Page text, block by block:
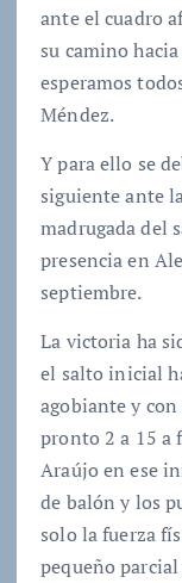
ante el cuadro
su camino
esperamos
Méndez.
Y para ello se
siguiente ante
madrugada del
presencia en
septiembre.
La victoria ha
el salto inicial
agobiante y
pronto 2 a 15 a
Araújo en ese
de balón y los
solo la fuerza
pequeño